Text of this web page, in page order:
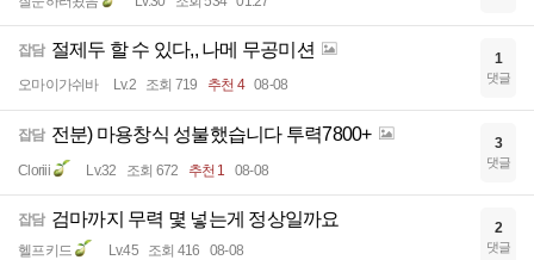
잡담 절제두 할 수 있다,, 나메 무공미션
오마이가쉬바 Lv.2 조회 719 추천 4 08-08
1
댓글
잡담 전분) 마용창식 성불했습니다 투력7800+
Cloriii Lv.32 조회 672 추천 1 08-08
3
댓글
잡담 검마까지 무력 몇 넣는게 정상일까요
헬프키드 Lv.45 조회 416 08-08
2
댓글